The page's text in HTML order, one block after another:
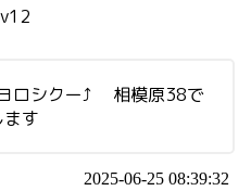
ロシクー⤴️ 相模原38で
す
2025-06-25 08:39:32